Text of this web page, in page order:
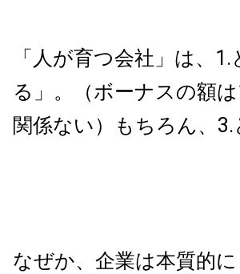
「人が育つ会社」は、
る」。（ボーナスの額
関係ない）もちろん、
なぜか、企業は本質的